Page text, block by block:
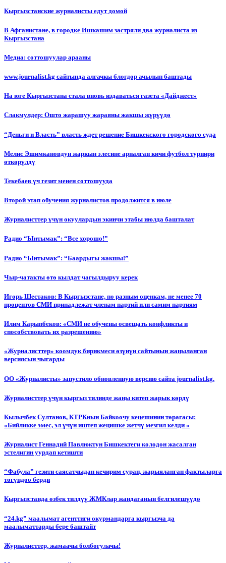
Кыргызстанские журналисты едут домой
В Афганистане, в городке Ишкашим застряли два журналиста из
Кыргызстана
Медиа: соттошуулар арааны
www.journalist.kg сайтында алгачкы блогдор ачылып баштады
На юге Кыргызстана стала вновь издаваться газета «Дайджест»
Слакмулдер: Ошто жарашуу жараяны жакшы жүрүүдө
“Деньги и Власть” власть ждет решение Бишкекского городского суда
Мелис Эшимкановдун жаркын элесине арналган кичи футбол турнири
өткөрүлдү
Текебаев үч гезит менен соттошууда
Второй этап обучения журналистов продолжится в июле
Журналисттер үчүн окуулардын экинчи этабы июлда башталат
Радио “Ынтымак”: “Все хорошо!”
Радио “Ынтымак”: “Баардыгы жакшы!”
Чыр-чатакты өтө кылдат чагылдыруу керек
Игорь Шестаков: В Кыргызстане, по разным оценкам, не менее 70
процентов СМИ принадлежат членам партий или самим партиям
Илим Карыпбеков: «СМИ не обучены освещать конфликты и
способствовать их разрешению»
«Журналисттер» коомдук бирикмеси өзүнүн сайтынын жаңыланган
версиясын чыгарды
ОО «Журналисты» запустило обновленную версию сайта journalist.kg.
Журналисттер үчүн кыргыз тилинде жаңы китеп жарык көрдү
Кылычбек Султанов, КТРКнын Байкоочу кеңешинин төрагасы:
«Бийликке эмес, эл үчүн иштеп жеңишке жетчү мезгил келди »
Журналист Геннадий Павлюктун Бишкектеги колодон жасалган
эстелигин уурдап кетишти
“Фабула” гезити саясатчыдан кечирим сурап, жарыяланган фактыларга
төгүндөө берди
Кыргызстанда өзбек тилдүү ЖМКлар жандаганын белгилешүүдө
“24.kg” маалымат агенттиги окурмандарга кыргызча да
маалыматтарды бере баштайт
Журналисттер, жамаачы болбогулачы!